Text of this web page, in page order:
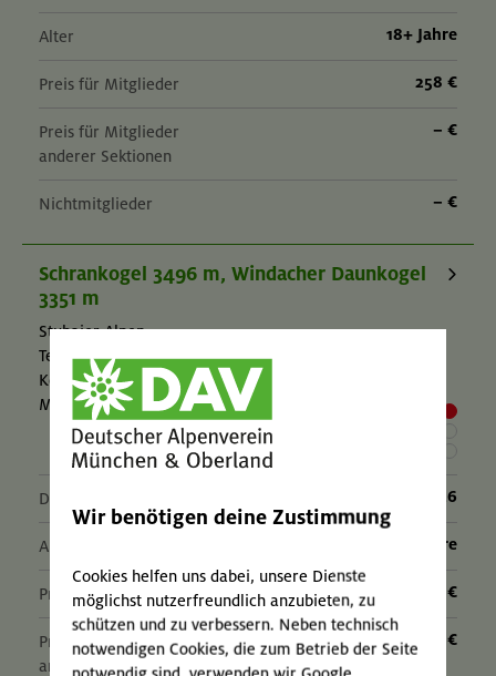
Alter 18+ Jahre
Preis für Mitglieder 258 €
Preis für Mitglieder
anderer Sektionen
– €
Nichtmitglieder – €
Schrankogel 3496 m, Windacher Daunkogel
3351 m
Stubaier Alpen
Technik:
,
Kondition:
,
MUC-26-0549
Datum 11.-13.09.26
Alter 18+ Jahre
Preis für Mitglieder 276 €
Preis für Mitglieder
anderer Sektionen
– €
Wir benötigen deine Zustimmung
Cookies helfen uns dabei, unsere Dienste
möglichst nutzerfreundlich anzubieten, zu
schützen und zu verbessern. Neben technisch
notwendigen Cookies, die zum Betrieb der Seite